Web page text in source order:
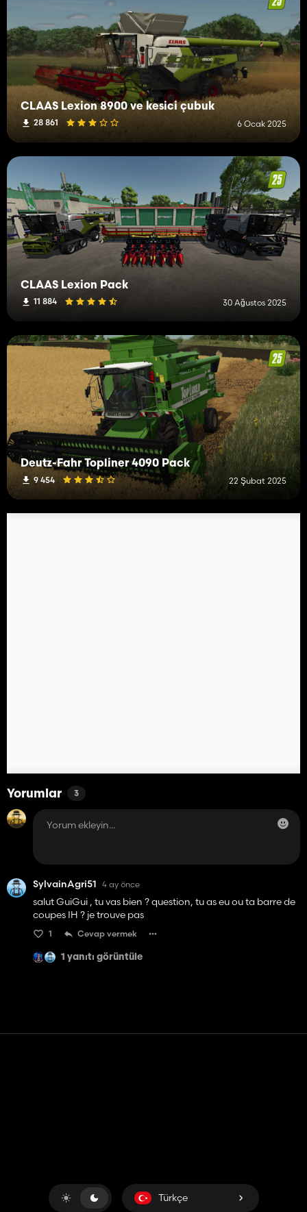
CLAAS Lexion 8900 ve kesici çubuk
28 861 6 Ocak 2025
CLAAS Lexion Pack
11 884 30 Ağustos 2025
Deutz-Fahr Topliner 4090 Pack
9 454 22 Şubat 2025
Yorumlar 3
SylvainAgri51 4 ay önce
salut GuiGui , tu vas bien ? question, tu as eu ou ta barre de
coupes IH ? je trouve pas
1 Cevap vermek
1 yanıtı görüntüle
Türkçe